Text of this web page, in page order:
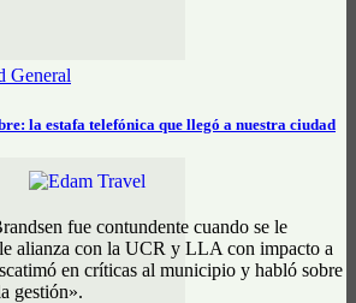
General
la estafa telefónica que llegó a nuestra ciudad
fue contundente cuando se le
alianza con la UCR y LLA con impacto a
en críticas al municipio y habló sobre
gestión».